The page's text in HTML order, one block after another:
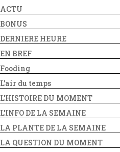
ACTU
BONUS
DERNIERE HEURE
EN BREF
Fooding
L'air du temps
L'HISTOIRE DU MOMENT
L'INFO DE LA SEMAINE
LA PLANTE DE LA SEMAINE
LA QUESTION DU MOMENT